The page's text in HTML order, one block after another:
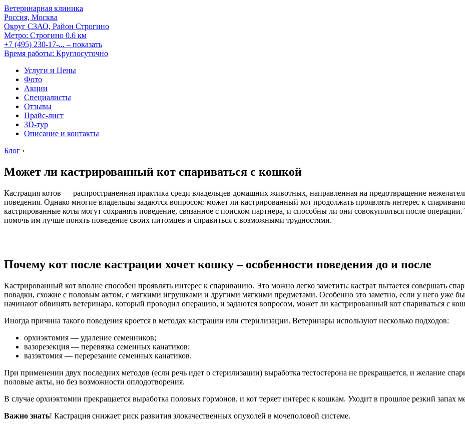
Ветеринарная клиника
Россия, Москва
Округ СЗАО, Район Строгино
Метро: Строгино 0.6 км
+7 (495) 230-17-... – показать
Время работы: Круглосуточно
Услуги и Цены
Фото
Акции
Специалисты
Отзывы
Прайс-лист
3D-тур
Описание и контакты
Блог ›
Может ли кастрированный кот спариваться с кошкой
Кастрация котов — распространенная практика среди владельцев домашних животных, направленная на предотвращение
поведения. Однако многие владельцы задаются вопросом: может ли кастрированный кот продолжать проявлять интерес к
кастрированные коты могут сохранять поведение, связанное с поиском партнера, и способны ли они совокупляться после
помочь им лучше понять поведение своих питомцев и справиться с возможными трудностями.
Почему кот после кастрации хочет кошку – особенности поведения до и после
Кастрированный кот вполне способен проявлять интерес к спариванию. Это можно легко заметить: кастрат пытается совершать
повадки, схожие с половым актом, с мягкими игрушками и другими мягкими предметами. Особенно это заметно, если у него уже
начинают обвинять ветеринара, который проводил операцию, и задаются вопросом, может ли кастрированный кот спариваться с
Иногда причина такого поведения кроется в методах кастрации или стерилизации. Ветеринары используют несколько подходов:
орхиэктомия — удаление семенников;
вазорезекция — перевязка семенных канатиков;
вазэктомия — перерезание семенных канатиков.
При применении двух последних методов (если речь идет о стерилизации) выработка тестостерона не прекращается, и желание
половые акты, но без возможности оплодотворения.
В случае орхиэктомии прекращается выработка половых гормонов, и кот теряет интерес к кошкам. Уходит в прошлое резкий запах
Важно знать! Кастрация снижает риск развития злокачественных опухолей в мочеполовой системе.